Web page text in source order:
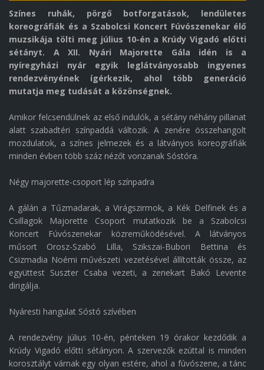
Színes ruhák, pörgő botforgatások, lendületes
koreográfiák és a Szabolcsi Koncert Fúvószenekar élő
muzsikája tölti meg július 10-én a Krúdy Vigadó előtti
sétányt. A XII. Nyári Majorette Gála idén is a
nyíregyházi nyár egyik leglátványosabb ingyenes
rendezvényének ígérkezik, ahol több generáció
mutatja meg tudását a közönségnek.
Amikor felcsendülnek az első indulók, a sétány néhány pillanat
alatt szabadtéri színpaddá változik. A zenére összehangolt
mozdulatok, a színes jelmezek és a látványos koreográfiák
minden évben több száz nézőt vonzanak Sóstóra.
Négy majorette-csoport lép színpadra
A gálán a Tűzmadarak, a Virágszirmok, a Kék Delfinek és a
Csillagok Majorette Csoport mutatkozik be a Szabolcsi
Koncert Fúvószenekar közreműködésével. A látványos
műsort Orosz-Szabó Lilla, Szikszai-Bubori Bettina és
Csizmadia Noémi művészeti vezetésével állították össze, az
együttest Suszter Csaba vezeti, a zenekart Bakó Levente
dirigálja.
Nyáresti hangulat Sóstó szívében
A rendezvény július 10-én, pénteken 19 órakor kezdődik a
Krúdy Vigadó előtti sétányon. A szervezők ezúttal is minden
korosztályt várnak egy olyan estére, ahol a fúvószene, a tánc